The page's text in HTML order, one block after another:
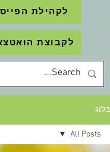
לקהילת
לקבוצת
בלוג
All Posts